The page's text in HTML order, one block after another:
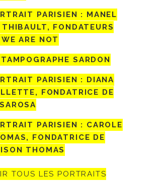
PARISIEN : MANEL
THIBAULT, FONDATEURS
WE ARE NOT
SARDON
PARISIEN : DIANA
FONDATRICE DE
PARISIEN : CAROLE
FONDATRICE DE
THOMAS
TOUS LES PORTRAITS